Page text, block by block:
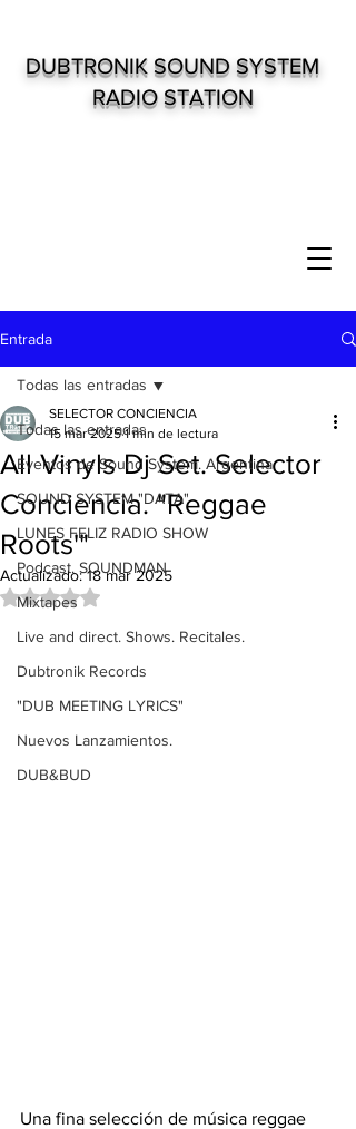
DUBTRONIK SOUND SYSTEM
RADIO STATION
Entrada
Todas las entradas
Eventos de Sound System. Argentina
SOUND SYSTEM "DATA"
LUNES FELIZ RADIO SHOW
Podcast. SOUNDMAN
Mixtapes
Live and direct. Shows. Recitales.
Dubtronik Records
"DUB MEETING LYRICS"
Nuevos Lanzamientos.
DUB&BUD
Todas las entradas
All Vinyls Dj Set. Selector
Conciencia. "Reggae
Roots'"
SELECTOR CONCIENCIA
15 mar 2025 1 min de lectura
Actualizado:18 mar 2025
Obtuvo NaN de 5 estrellas.
Una fina selección de música reggae